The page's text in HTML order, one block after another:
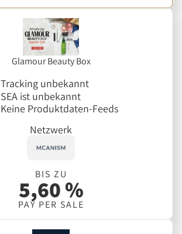
Glamour Beauty Box
Tracking unbekannt
SEA ist unbekannt
Keine Produktdaten-Feeds
Netzwerk
BIS ZU
5,60 %
PAY PER SALE